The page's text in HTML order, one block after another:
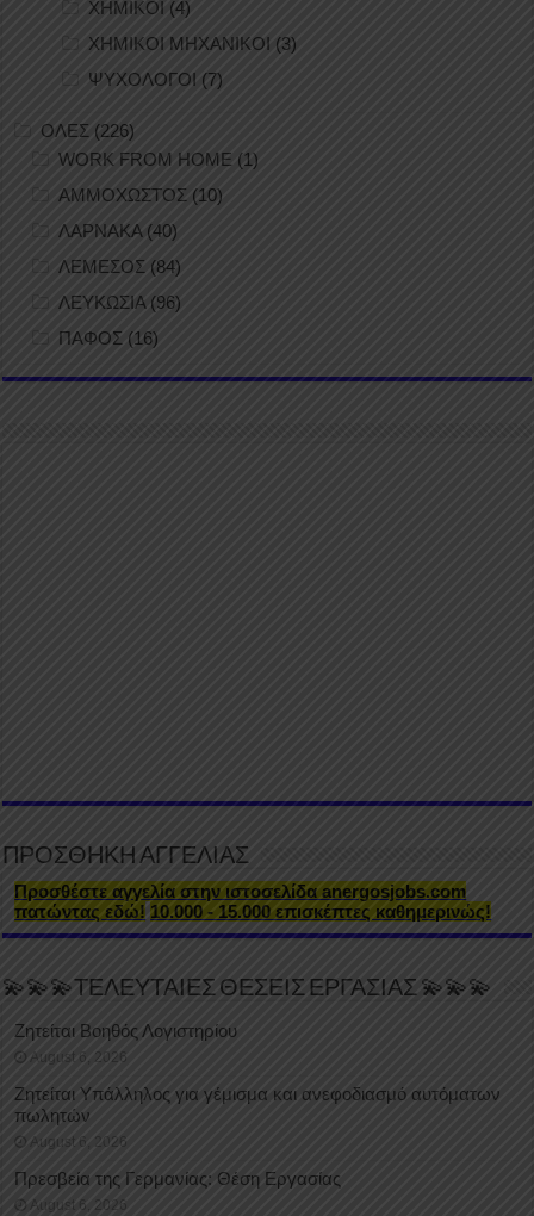
ΧΗΜΙΚΟΙ (4)
ΧΗΜΙΚΟΙ ΜΗΧΑΝΙΚΟΙ (3)
ΨΥΧΟΛΟΓΟΙ (7)
ΟΛΕΣ (226)
WORK FROM HOME (1)
ΑΜΜΟΧΩΣΤΟΣ (10)
ΛΑΡΝΑΚΑ(40)
ΛΕΜΕΣΟΣ (84)
ΛΕΥΚΩΣΙΑ(96)
ΠΑΦΟΣ (16)
ΠΡΟΣΘΗΚΗ ΑΓΓΕΛΙΑΣ
Προσθέστε αγγελία στην ιστοσελίδα anergosjobs.com
πατώντας εδώ! 10.000 - 15.000 επισκέπτες καθημερινώς!
💫💫💫ΤΕΛΕΥΤΑΙΕΣ ΘΕΣΕΙΣ ΕΡΓΑΣΙΑΣ 💫💫💫
Ζητείται Βοηθός Λογιστηρίου
August 6, 2026
Ζητείται Υπάλληλος για γέμισμα και ανεφοδιασμό αυτόματων
πωλητών
August 6, 2026
Πρεσβεία της Γερμανίας: Θέση Εργασίας
August 6, 2026